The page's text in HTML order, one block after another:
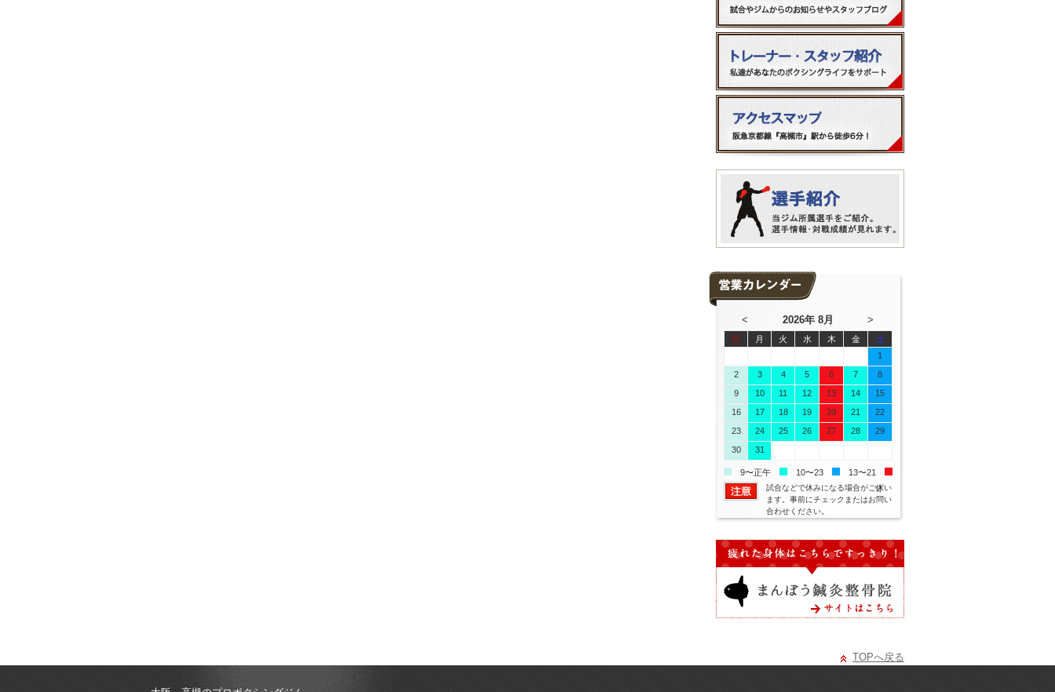
< 2026年 8月 >
日 月 火 水 木 金
土
1
2
3 4 5 6 7
8
9
10 11 12 13 14
15
16
17 18 19 20 21
22
23
24 25 26 27 28
29
30
31
9〜正午 10〜23
13〜21
休
試合などで休みになる場合がござい
ます。事前にチェックまたはお問い
合わせください。
TOPへ戻る